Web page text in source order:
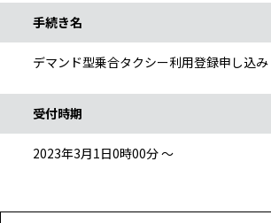
手続き名
デマンド型乗合タクシー利用登録申し込み
受付時期
2023年3月1日0時00分 ～